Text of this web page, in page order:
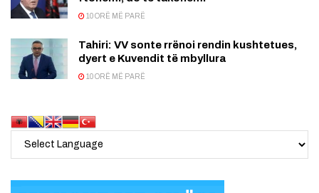
10 ORË MË PARË
Tahiri: VV sonte rrënoi rendin kushtetues,
dyert e Kuvendit të mbyllura
10 ORË MË PARË